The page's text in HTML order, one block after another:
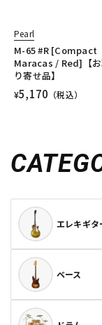
Pearl
M-65 #R [Compact
Maracas / Red]【
り寄せ品】
¥5,170 （税込）
エレキギタ
ベース